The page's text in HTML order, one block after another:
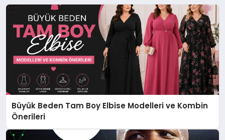
Büyük Beden Tam Boy Elbise Modelleri ve Kombin
Önerileri